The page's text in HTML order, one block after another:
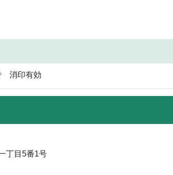
消印有効
丁目5番1号